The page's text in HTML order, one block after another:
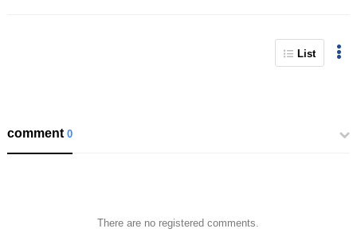
List
comment0
There are no registered comments.